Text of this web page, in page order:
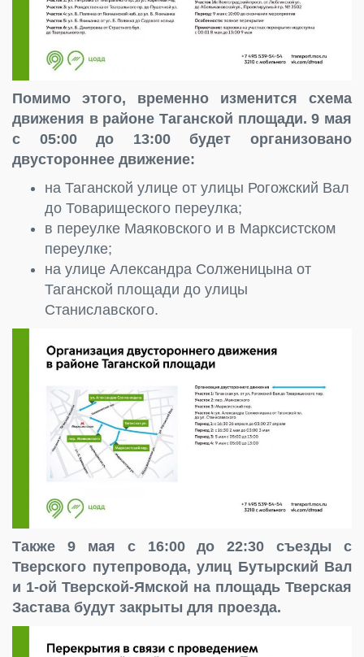
Помимо этого, временно изменится схема
движения в районе Таганской площади. 9 мая
с 05:00 до 13:00 будет организовано
двустороннее движение:
на Таганской улице от улицы Рогожский Вал
до Товарищеского переулка;
в переулке Маяковского и в Марксистском
переулке;
на улице Александра Солженицына от
Таганской площади до улицы
Станиславского.
Также 9 мая с 16:00 до 22:30 съезды с
Тверского путепровода, улиц Бутырский Вал
и 1-ой Тверской-Ямской на площадь Тверская
Застава будут закрыты для проезда.